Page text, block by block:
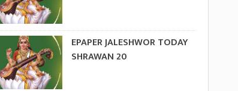
EPAPER JALESHWOR TODAY
SHRAWAN 20